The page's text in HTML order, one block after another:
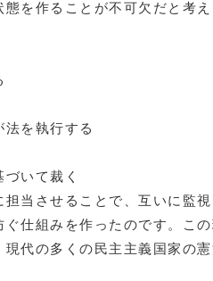
態を作ることが不可欠だと考
を執行する
いて裁く
担当させることで、互いに監
仕組みを作ったのです。この
現代の多くの民主主義国家の